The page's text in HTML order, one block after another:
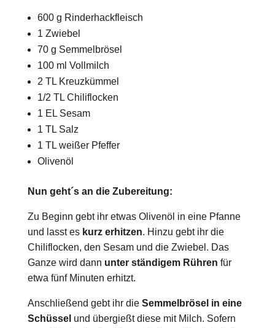
600 g Rinderhackfleisch
1 Zwiebel
70 g Semmelbrösel
100 ml Vollmilch
2 TL Kreuzkümmel
1/2 TL Chiliflocken
1 EL Sesam
1 TL Salz
1 TL weißer Pfeffer
Olivenöl
Nun geht´s an die Zubereitung:
Zu Beginn gebt ihr etwas Olivenöl in eine Pfanne
und lasst eskurz erhitzen. Hinzu gebt ihr die
Chiliflocken, den Sesam und die Zwiebel. Das
Ganze wird dann unter ständigem Rühren für
etwa fünf Minuten erhitzt.
Anschließend gebt ihr die Semmelbrösel in eine
Schüssel und übergießt diese mit Milch. Sofern